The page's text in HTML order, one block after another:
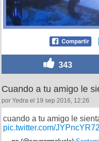
343
Cuando a tu amigo le
por Yedra el 19 sep 2016, 12:26
cuando a tu amigo le
pic.twitter.com/